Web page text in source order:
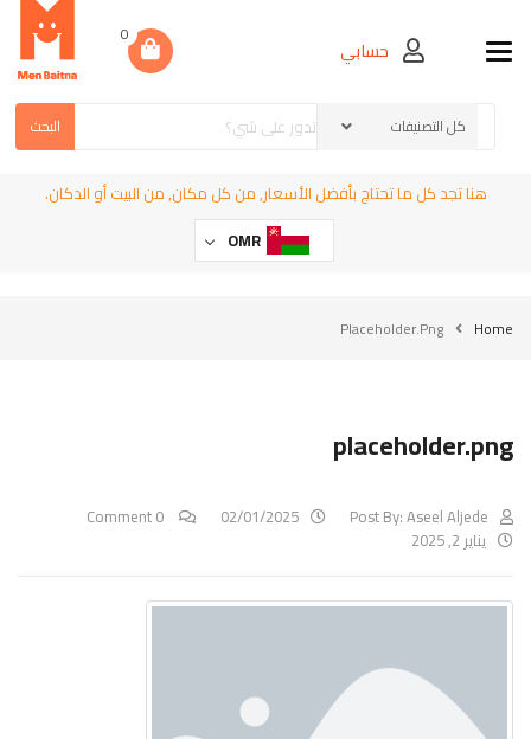
Toggle navigationحسابي
0
البحث
هنا تجد كل ما تحتاج بأفضل الأسعار, من كل مكان, من البيت أو الدكان.
OMR
Home
Placeholder.png
placeholder.png
Post By:Aseel Aljede
02/01/2025
يناير 2, 2025